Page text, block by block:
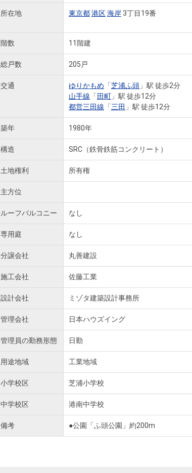
所在地 東京都港区海岸 3丁目19番
階数 11階建
総戸数 205戸
交通 ゆりかもめ 「芝浦ふ頭 」駅 徒歩2分
山手線 「 田町 」駅 徒歩12分
都営三田線 「三田 」駅 徒歩12分
築年 1980年
構造 SRC（鉄骨鉄筋コンクリート）
土地権利 所有権
主方位
ルーフバルコニー なし
専用庭 なし
分譲会社 丸善建設
施工会社 佐藤工業
設計会社 ミゾタ建築設計事務所
管理会社 日本ハウズイング
管理員の勤務形態 日勤
用途地域 工業地域
小学校区 芝浦小学校
中学校区 港南中学校
備考 ●公園「ふ頭公園」約200m